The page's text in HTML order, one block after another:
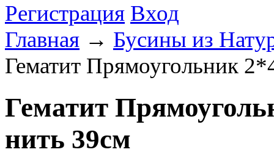
Регистрация Вход
Главная → Бусины из
Гематит Прямоугольник
Гематит
нить 39см